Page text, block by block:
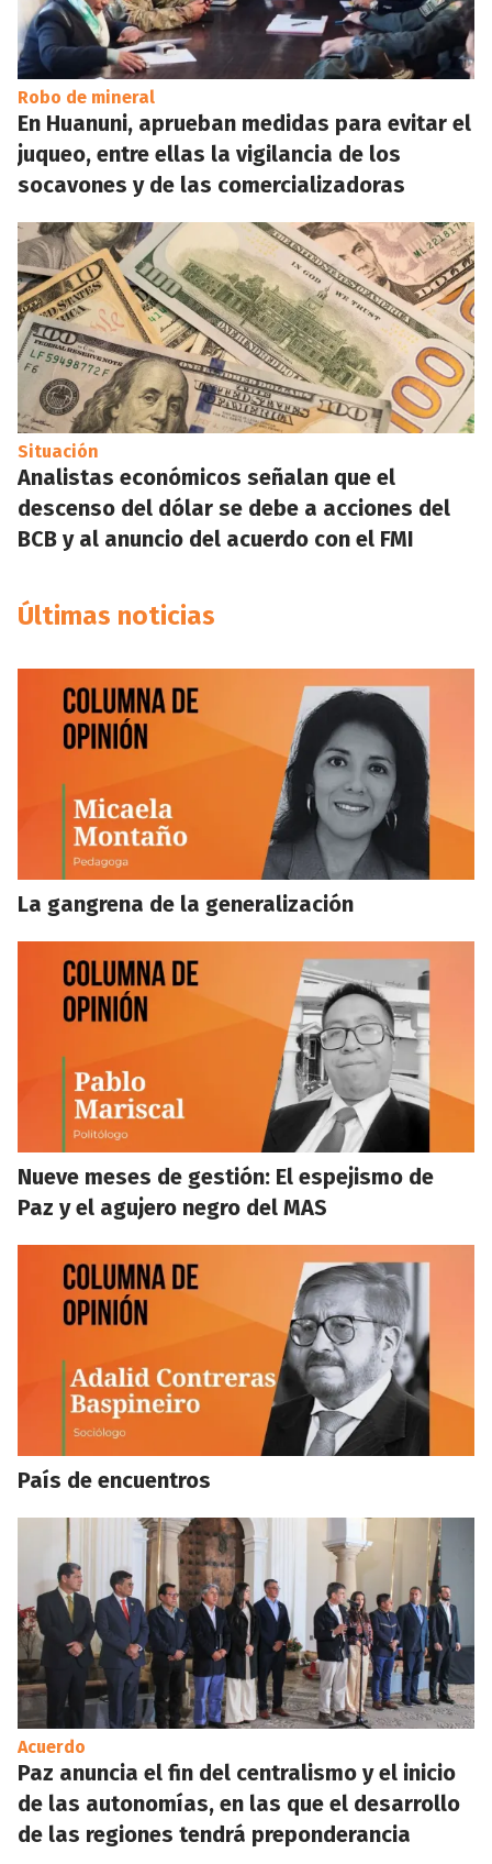
Robo de mineral
En Huanuni, aprueban medidas para evitar el
juqueo, entre ellas la vigilancia de los
socavones y de las comercializadoras
Situación
Analistas económicos señalan que el
descenso del dólar se debe a acciones del
BCB y al anuncio del acuerdo con el FMI
Últimas noticias
La gangrena de la generalización
Nueve meses de gestión: El espejismo de
Paz y el agujero negro del MAS
País de encuentros
Acuerdo
Paz anuncia el fin del centralismo y el inicio
de las autonomías, en las que el desarrollo
de las regiones tendrá preponderancia